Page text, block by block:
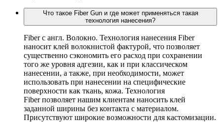
Что такое Fiber Gun и где может применяться такая
технология нанесения?
Fiber c англ. Волокно. Технология нанесения Fiber
наносит клей волокнистой фактурой, что позволяет
существенно сэкономить его расход при сохранении
того же уровня адгезии, как и при классическом
нанесении, а также, при необходимости, может
использовать при нанесении на специфические
поверхности как ткань, кожа. Технология
Fiber позволяет нашим клиентам наносить клей
заданной ширины без контакта с материалом.
Присутствуют широкие возможности для кастомизации.